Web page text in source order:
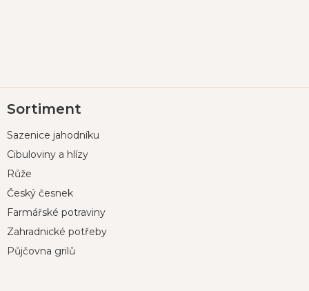
á
a
Sortiment
Sazenice jahodníku
Cibuloviny a hlízy
Růže
Český česnek
Farmářské potraviny
Zahradnické potřeby
Půjčovna grilů